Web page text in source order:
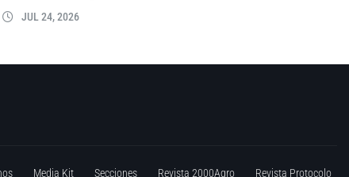
JUL 24, 2026
Media Kit Secciones Revista 2000Agro Revista Protocolo